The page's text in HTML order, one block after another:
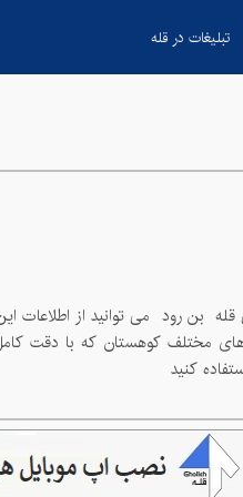
تبلیغات در قله
بن رود می توانید از